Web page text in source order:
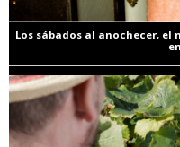
Los sábados al anochecer,